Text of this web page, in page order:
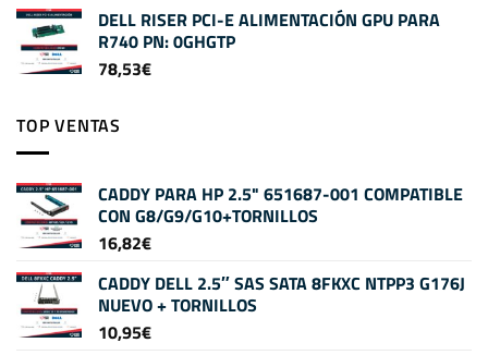
DELL RISER PCI-E ALIMENTACIÓN GPU PARA
R740 PN: 0GHGTP
78,53€
TOP VENTAS
CADDY PARA HP 2.5" 651687-001 COMPATIBLE
CON G8/G9/G10+TORNILLOS
16,82€
CADDY DELL 2.5″ SAS SATA 8FKXC NTPP3 G176J
NUEVO + TORNILLOS
10,95€